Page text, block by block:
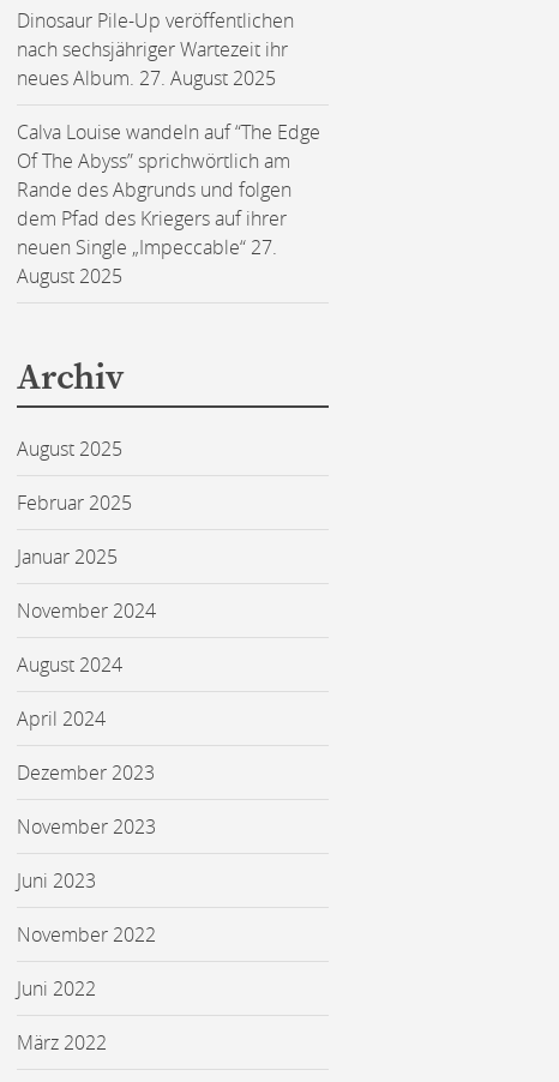
Dinosaur Pile-Up veröffentlichen
nach sechsjähriger Wartezeit ihr
neues Album. 27. August 2025
Calva Louise wandeln auf “The Edge
Of The Abyss” sprichwörtlich am
Rande des Abgrunds und folgen
dem Pfad des Kriegers auf ihrer
neuen Single „Impeccable“ 27.
August 2025
Archiv
August 2025
Februar 2025
Januar 2025
November 2024
August 2024
April 2024
Dezember 2023
November 2023
Juni 2023
November 2022
Juni 2022
März 2022